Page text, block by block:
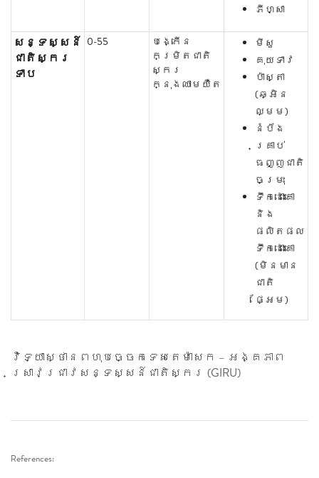
ភីហ្សា
សន្ទស្សន៍
ជាតិស្ករ
ទាប
0-55
បង្កើន
កម្រិតជាតិ
ស្ករ
ក្នុងឈាមយឺត
មីសួ
គុយទាវ
ប៉ាស្តា
(ឆ្អិន
ល្មម)
នំប៉័ង
គ្រាប់
ធញ្ញជាតិ
ចម្រុះ
ទឹកដោះគោ
និង
ផលិតផល
ទឹកដោះគោ
(មិនមាន
ជាតិ
ផ្អែម)
វិទ្យាស្ថានពហុបច្ចេកទេសតេម៉ាសេក – អង្គភាព
ស្រាវជ្រាវសន្ទស្សន៍ជាតិស្ករ (GIRU)
References: